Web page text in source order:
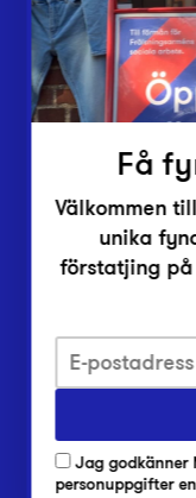
Om Myrorna
Lediga jobb
Pressrum
Integritetsskyddspolicy
Har du frågor om
Har du frågor om vår
Vanliga frågor om
Få
Välkommen
unika
förstatjing
Jag godkänner
personuppgifter